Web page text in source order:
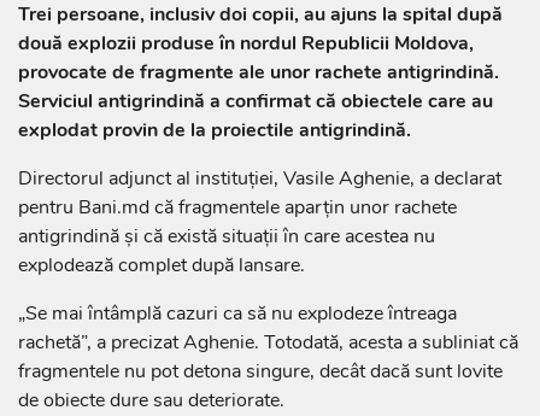
Trei persoane, inclusiv doi copii, au ajuns la spital după
două explozii produse în nordul Republicii Moldova,
provocate de fragmente ale unor rachete antigrindină.
Serviciul antigrindină a confirmat că obiectele care au
explodat provin de la proiectile antigrindină.
Directorul adjunct al instituției, Vasile Aghenie, a declarat
pentru Bani.md că fragmentele aparțin unor rachete
antigrindină și că există situații în care acestea nu
explodează complet după lansare.
„Se mai întâmplă cazuri ca să nu explodeze întreaga
rachetă”, a precizat Aghenie. Totodată, acesta a subliniat că
fragmentele nu pot detona singure, decât dacă sunt lovite
de obiecte dure sau deteriorate.